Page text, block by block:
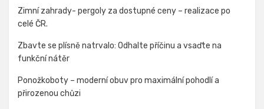
Zimní zahrady- pergoly za dostupné ceny – realizace po
celé ČR.
Zbavte se plísně natrvalo: Odhalte příčinu a vsaďte na
funkční nátěr
Ponožkoboty – moderní obuv pro maximální pohodlí a
přirozenou chůzi